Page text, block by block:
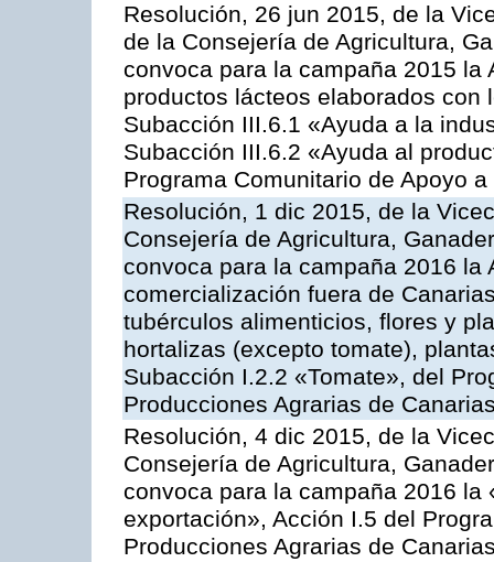
Resolución, 26 jun 2015, de la
de la Consejería de Agricultura,
convoca para la campaña 2015
productos lácteos elaborados
Subacción III.6.1 «Ayuda a la
Subacción III.6.2 «Ayuda al
Programa Comunitario de Apoyo
Resolución, 1 dic 2015, de la
Consejería de Agricultura,
convoca para la campaña 2016 la
comercialización fuera de
tubérculos alimenticios, flores y
hortalizas (excepto tomate),
Subacción I.2.2 «Tomate», del
Producciones Agrarias de
Resolución, 4 dic 2015, de la
Consejería de Agricultura,
convoca para la campaña 2016
exportación», Acción I.5 del
Producciones Agrarias de